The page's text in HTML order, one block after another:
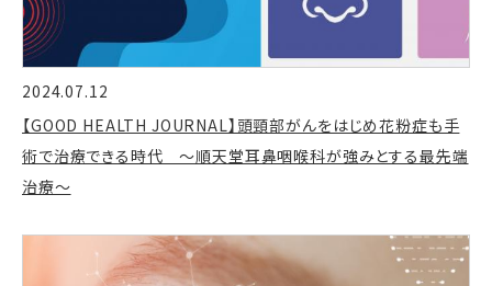
2024.07.12
【GOOD HEALTH JOURNAL】頭頸部がんをはじめ花粉症も手
術で治療できる時代 ～順天堂耳鼻咽喉科が強みとする最先端
治療～